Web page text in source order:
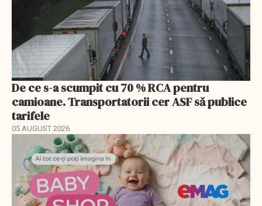
De ce s-a scumpit cu 70 % RCA pentru
camioane. Transportatorii cer ASF să publice
tarifele
05 AUGUST 2026